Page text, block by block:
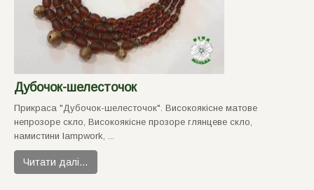
Дубочок-шелесточок
Прикраса "Дубочок-шелесточок". Високоякiсне матове
непрозоре скло, Високоякiсне прозоре глянцеве скло,
намистини lampwork, ...
Читати далі…